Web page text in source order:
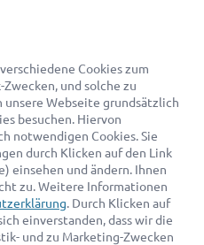
passenden Rechtsanwalt finden
Cookies zum
und solche zu
unsere Webseite grundsätzlich
besuchen. Hiervon
notwendigen Cookies. Sie
durch Klicken auf den Link
einsehen und ändern. Ihnen
zu. Weitere Informationen
. Durch Klicken auf
einverstanden, dass wir die
und zu Marketing-Zwecken